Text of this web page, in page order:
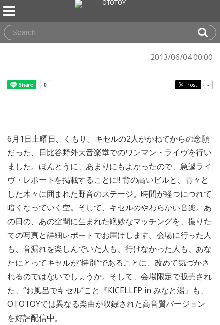
2013/06/04 00:00
Post -
6月1日土曜日、くもり。キセルの2人がかねてからの念願
だった、日比谷野外大音楽堂でのワンマン・ライヴを行い
ました。ほんとうに、あまりにもよかったので、急遽ライ
ヴ・レポートを掲載することに!! 背の高いビルと、青々と
した木々に囲まれた野音のステージ。時間が経つにつれて
暗くなっていく空。そして、キセルのやわらかい音楽。あ
の日の、あの空間に生まれた絶妙なマッチングを、撮りた
ての写真と詳細レポートでお届けします。会場に行った人
も、音漏れを楽しんでいた人も、行けなかった人も、あな
たにとってキセルが”特別”であることに、改めて気づかさ
れるのではないでしょうか。そして、会場限定で販売され
た、“お風呂でキセル”こと『KICELLEP in みなと湯』も、
OTOTOYでは異なる楽曲が収録された高音質バージョン
を好評配信中。